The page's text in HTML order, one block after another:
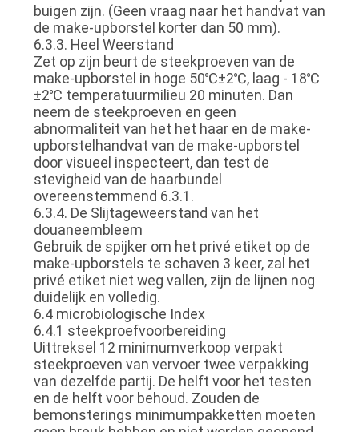
buigen zijn. (Geen vraag naar het handvat van
de make-upborstel korter dan 50 mm).
6.3.3. Heel Weerstand
Zet op zijn beurt de steekproeven van de
make-upborstel in hoge 50℃±2℃, laag - 18℃
±2℃ temperatuurmilieu 20 minuten. Dan
neem de steekproeven en geen
abnormaliteit van het het haar en de make-
upborstelhandvat van de make-upborstel
door visueel inspecteert, dan test de
stevigheid van de haarbundel
overeenstemmend 6.3.1.
6.3.4. De Slijtageweerstand van het
douaneembleem
Gebruik de spijker om het privé etiket op de
make-upborstels te schaven 3 keer, zal het
privé etiket niet weg vallen, zijn de lijnen nog
duidelijk en volledig.
6.4 microbiologische Index
6.4.1 steekproefvoorbereiding
Uittreksel 12 minimumverkoop verpakt
steekproeven van vervoer twee verpakking
van dezelfde partij. De helft voor het testen
en de helft voor behoud. Zouden de
bemonsterings minimumpakketten moeten